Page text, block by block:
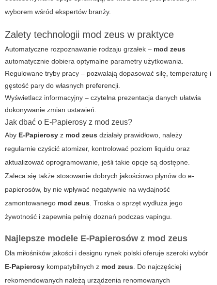
wyborem wśród ekspertów branży.
Zalety technologii mod zeus w praktyce
Automatyczne rozpoznawanie rodzaju grzałek – mod zeus
automatycznie dobiera optymalne parametry użytkowania.
Regulowane tryby pracy – pozwalają dopasować siłę, temperaturę i
gęstość pary do własnych preferencji.
Wyświetlacz informacyjny – czytelna prezentacja danych ułatwia
dokonywanie zmian ustawień.
Jak dbać o E-Papierosy z mod zeus?
Aby E-Papierosy z mod zeus działały prawidłowo, należy
regularnie czyścić atomizer, kontrolować poziom liquidu oraz
aktualizować oprogramowanie, jeśli takie opcje są dostępne.
Zaleca się także stosowanie dobrych jakościowo płynów do e-
papierosów, by nie wpływać negatywnie na wydajność
zamontowanego mod zeus. Troska o sprzęt wydłuża jego
żywotność i zapewnia pełnię doznań podczas vapingu.
Najlepsze modele E-Papierosów z mod zeus
Dla miłośników jakości i designu rynek polski oferuje szeroki wybór
E-Papierosy kompatybilnych z mod zeus. Do najczęściej
rekomendowanych należą urządzenia renomowanych